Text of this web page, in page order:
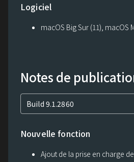
Logiciel
macOS Big Sur (11), macOS
Notes de
Build 9.1.2860
Nouvelle fonction
Ajout de la prise en charge